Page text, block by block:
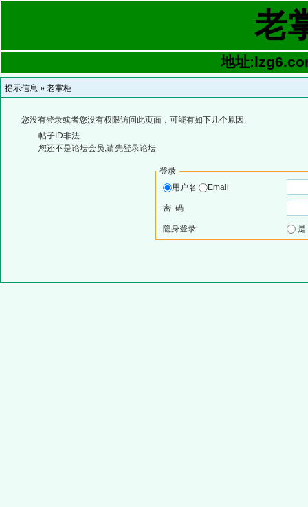
老
地址
提示信息 » 老掌柜
您没有登录或者您没有权限访问此页面，可能有如下几个原因:
帖子ID非法
您还不是论坛会员,请先登录论坛
登录
用户名
Email
密 码
隐身登录